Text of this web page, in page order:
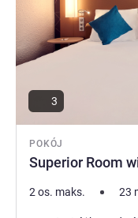
POKÓJ
Superior Room
3
2 os. maks. 23